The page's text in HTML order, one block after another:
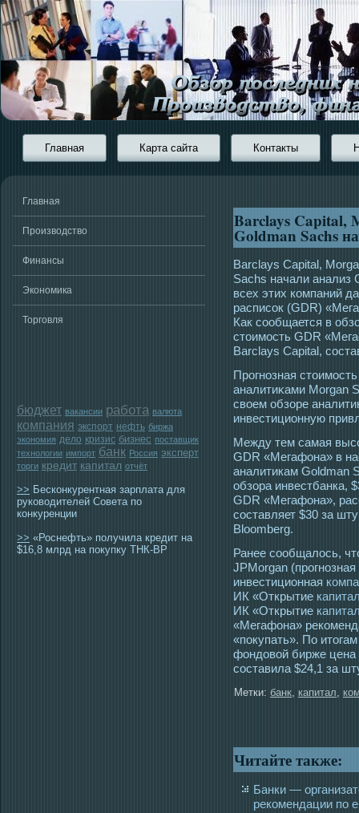
Главная Карта сайта Контакты
Главная
Производство
Финансы
Экономика
Торговля
бюджет вакансии работа валюта
компания экспорт нефть биржа
экономия дело кризис бизнес поставщик
технологии импорт банк Россия эксперт
торги кредит капитал отчёт
>> Бесконкурентная зарплата для
руководителей Совета по
конкуренции
>> «Роснефть» получила кредит на
$16,8 млрд на покупку ТНК-ВР
Barclays Capital,
Goldman Sachs
Barclays Capital,
Sachs начали
всех этих компаний
расписок (GDR)
Как сообщается в
стоимость GDR
Barclays Capital,
Прοгнозная
аналитиκами Morgan
свοем обзоре
инвестиционную
Между тем самая
GDR «Мегафона» в
аналитикам Goldman
обзора инвестбанка,
GDR «Мегафона»,
составляет $30 за
Bloomberg.
Ранее сообщалось,
JPMorgan
инвестиционная
ИК «Открытие
ИК «Открытие
«Мегафона»
«покупать». По
фондовой бирже
составила $24,1 за
Метки: банк, капитал,
Читайте также:
Банки —
рекомендации по